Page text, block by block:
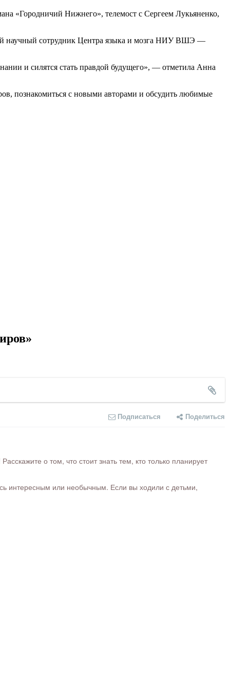
«Городничий Нижнего», телемост с Сергеем Лукьяненко,
научный сотрудник Центра языка и мозга НИУ ВШЭ —
и силятся стать правдой будущего», — отметила Анна
познакомиться с новыми авторами и обсудить любимые
Подписаться Поделиться
о том, что стоит знать тем, кто только планирует
интересным или необычным. Если вы ходили с детьми,